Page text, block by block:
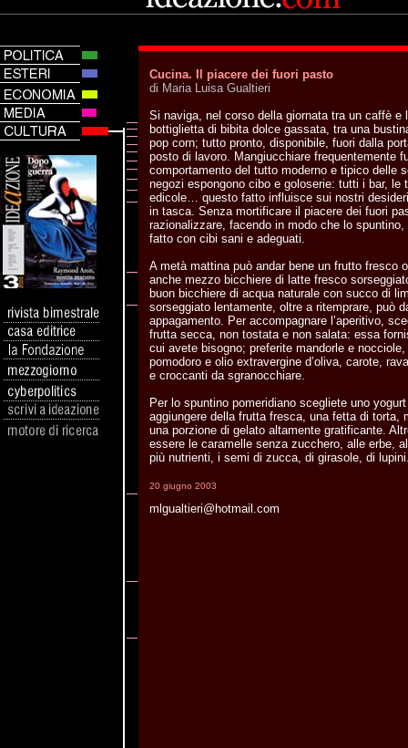
Cucina. Il piacere dei fuori pasto
di Maria Luisa Gualtieri
Si naviga, nel corso della giornata tra un caffè e
bottiglietta di bibita dolce gassata, tra una
pop corn; tutto pronto, disponibile, fuori dalla
posto di lavoro. Mangiucchiare frequentemente
comportamento del tutto moderno e tipico delle
negozi espongono cibo e goloserie: tutti i bar, le
edicole… questo fatto influisce sui nostri
in tasca. Senza mortificare il piacere dei fuori
razionalizzare, facendo in modo che lo
fatto con cibi sani e adeguati.
A metà mattina può andar bene un frutto fresco
anche mezzo bicchiere di latte fresco
buon bicchiere di acqua naturale con succo di
sorseggiato lentamente, oltre a ritemprare, può
appagamento. Per accompagnare l’aperitivo,
frutta secca, non tostata e non salata: essa
cui avete bisogno; preferite mandorle e
pomodoro e olio extravergine d’oliva, carote,
e croccanti da sgranocchiare.
Per lo spuntino pomeridiano scegliete uno
aggiungere della frutta fresca, una fetta di torta,
una porzione di gelato altamente gratificante.
essere le caramelle senza zucchero, alle erbe,
più nutrienti, i semi di zucca, di girasole, di
20 giugno 2003
mlgualtieri@hotmail.com